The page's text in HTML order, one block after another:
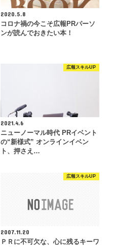
2020.5.8
コロナ禍の今こそ広報PRパーソ
ンが読んでおきたい本！
広報スキルUP
2021.4.6
ニューノーマル時代 PRイベント
の“新様式” オンラインイベン
ト、押さえ…
広報スキルUP
2007.11.20
ＰＲに不可欠な、心に残るキーワ